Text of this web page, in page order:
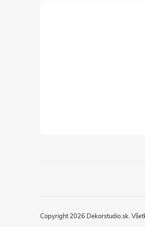
Copyright 2026 Dekorstudio.sk.